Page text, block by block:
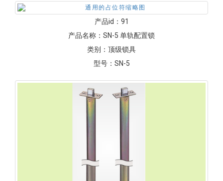
产品id： 91
产品名称： SN-5 单轨配置锁
类别： 顶级锁具
型号： SN-5